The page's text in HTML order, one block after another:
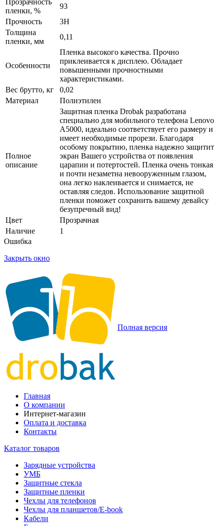
пленки, %
93
Прочность
3H
Толщина
пленки, мм
0,11
Особенности
Пленка высокого качества. Прочно
приклеивается к дисплею. Обладает
повышенными прочностными
характеристиками.
Вес брутто, кг
0,02
Материал
Полиэтилен
Полное
описание
Защитная пленка Drobak разработана
специально для мобильного телефона Lenovo
A5000, идеально соответствует его размеру и
имеет необходимые прорези. Благодаря
особому покрытию, пленка надежно защитит
экран Вашего устройства от появления
царапин и потертостей. Пленка очень тонкая
и почти незаметна невооруженным глазом,
она легко наклеивается и снимается, не
оставляя следов. Использование защитной
пленки поможет сохранить вашему девайсу
безупречный вид!
Цвет
Прозрачная
Наличие
1
Ошибка
Закрыть окно
Полная версия
Главная
О компании
Интернет-магазин
Оплата и доставка
Контакты
Каталог товаров
Зарядные устройства
УМБ
Защитные стекла
Защитные пленки
Чехлы для телефонов
Чехлы для планшетов/E-book
Кабели